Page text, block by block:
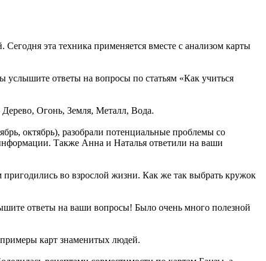
эта техника применяется вместе с анализом карты
ответы на вопросы по статьям «Как учиться
Огонь, Земля, Металл, Вода.
октябрь), разобрали потенциальные проблемы со
Также Анна и Наталья ответили на ваши
во взрослой жизни. Как же так выбрать кружок
ответы на ваши вопросы! Было очень много полезной
примеры карт знаменитых людей.